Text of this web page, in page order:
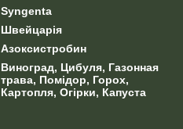
Syngenta
Швейцарія
Азоксистробин
Виноград, Цибуля, Газонная
трава, Помідор, Горох,
Картопля, Огірки, Капуста